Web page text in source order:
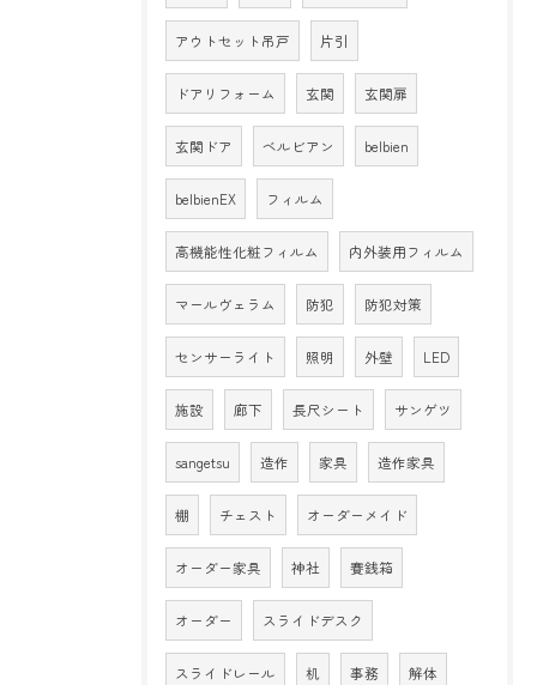
アウトセット吊戸 片引
ドアリフォーム 玄関 玄関扉
玄関ドア ベルビアン belbien
belbienEX フィルム
高機能性化粧フィルム 内外装用フィルム
マールヴェラム 防犯 防犯対策
センサーライト 照明 外壁 LED
施設 廊下 長尺シート サンゲツ
sangetsu 造作 家具 造作家具
棚 チェスト オーダーメイド
オーダー家具 神社 賽銭箱
オーダー スライドデスク
スライドレール 机 事務 解体